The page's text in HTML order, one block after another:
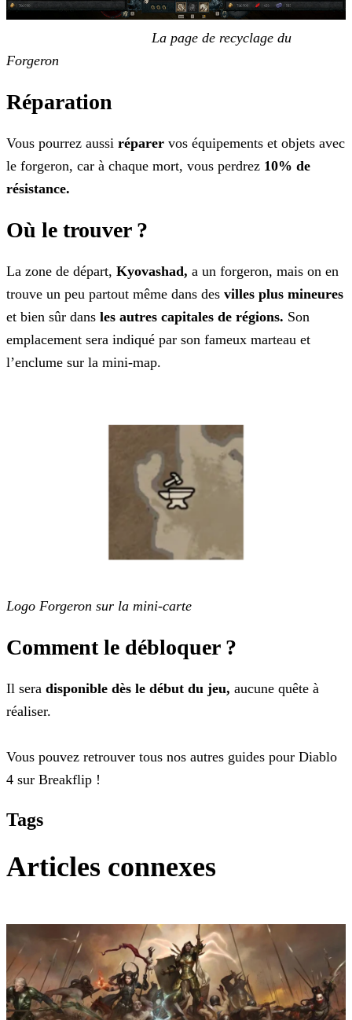
La page de recyclage du
Forgeron
Réparation
Vous pourrez aussi réparer vos équipements et objets avec
le forgeron, car à chaque mort, vous perdrez 10% de
résistance.
Où le trouver ?
La zone de départ, Kyovashad, a un forgeron, mais on en
trouve un peu partout même dans des villes plus mineures
et bien sûr dans les autres capitales de régions. Son
emplacement sera indiqué par son fameux marteau et
l’enclume sur la mini-map.
Logo Forgeron sur la mini-carte
Comment le débloquer ?
Il sera disponible dès le début du jeu, aucune quête à
réaliser.
Vous pouvez retrouver tous nos autres guides pour Diablo
4 sur Breakflip !
Tags
Articles connexes